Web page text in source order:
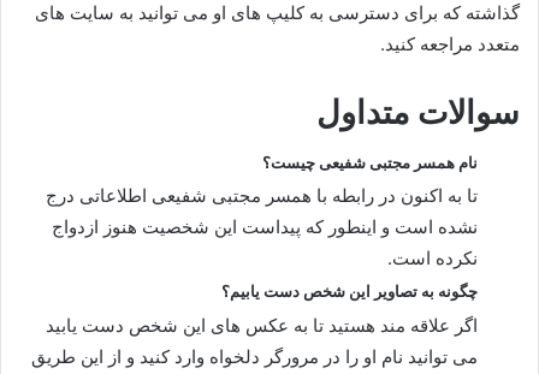
گذاشته که برای دسترسی به کلیپ های او می توانید به سایت های
متعدد مراجعه کنید.
سوالات متداول
نام همسر مجتبی شفیعی چیست؟
تا به اکنون در رابطه با همسر مجتبی شفیعی اطلاعاتی درج
نشده است و اینطور که پیداست این شخصیت هنوز ازدواج
نکرده است.
چگونه به تصاویر این شخص دست یابیم؟
اگر علاقه مند هستید تا به عکس های این شخص دست یابید
می توانید نام او را در مرورگر دلخواه وارد کنید و از این طریق